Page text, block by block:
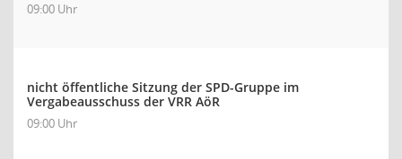
09:00 Uhr
nicht öffentliche Sitzung der SPD-Gruppe im
Vergabeausschuss der VRR AöR
09:00 Uhr